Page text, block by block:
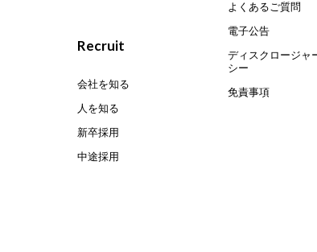
Recruit
会社を知る
人を知る
新卒採用
中途採用
よくあるご質問
電子公告
ディスクロージャ
シー
免責事項